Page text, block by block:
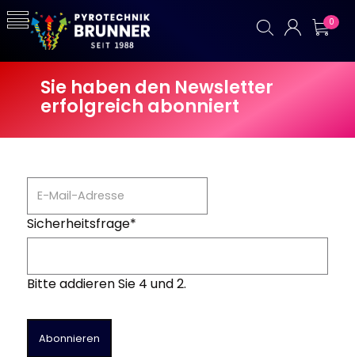
0
Sie haben den Newsletter
erfolgreich abonniert
Sicherheitsfrage*
Bitte addieren Sie 4 und 2.
Abonnieren